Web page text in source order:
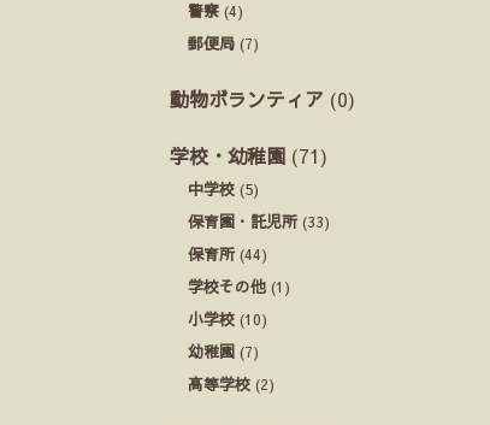
警察 (4)
郵便局 (7)
動物ボランティア (0)
学校・幼稚園 (71)
中学校 (5)
保育園・託児所(33)
保育所(44)
学校その他 (1)
小学校 (10)
幼稚園 (7)
高等学校 (2)